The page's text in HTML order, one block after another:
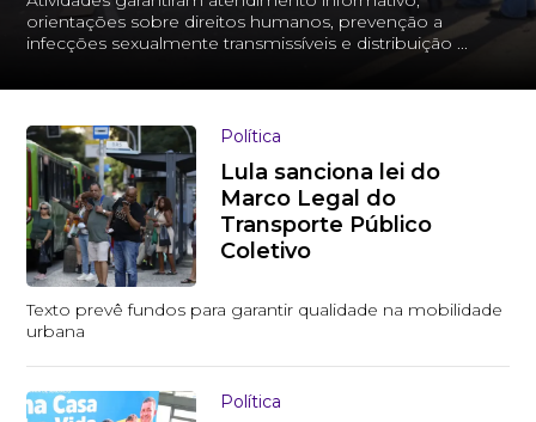
orientações sobre direitos humanos, prevenção a
infecções sexualmente transmissíveis e distribuição ...
Política
Lula sanciona lei do
Marco Legal do
Transporte Público
Coletivo
Texto prevê fundos para garantir qualidade na mobilidade
urbana
Política